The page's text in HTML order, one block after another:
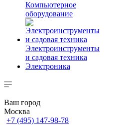
Компьютерное
оборудование
Электроинструменты
и садовая техника
Электроника
Ваш город
Москва
+7 (495) 147-98-78